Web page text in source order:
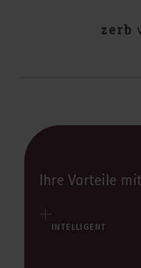
Ihre Vorteile
INTELLIGENT